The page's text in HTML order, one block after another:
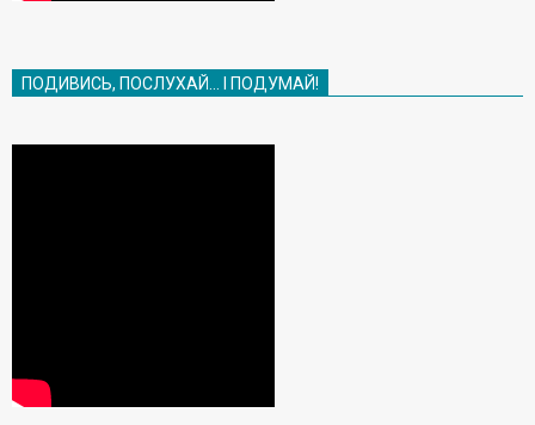
ПОДИВИСЬ, ПОСЛУХАЙ… І ПОДУМАЙ!